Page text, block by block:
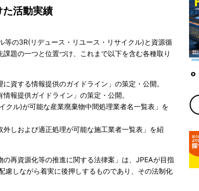
活動実績
等の3R(リデュース・リユース・リサイクル)と資源循
題の一つと位置づけ、これまで以下を含む各種取り
資する情報提供のガイドライン」の策定・公開。
報提供ガイドライン」の策定・公開。
クル)が可能な産業廃棄物中間処理業者名一覧表」を
外しおよび適正処理が可能な施工業者一覧表」を紹
再資源化等の推進に関する法律案」は、JPEAが目指
慮しながら着実に後押しするものであり、その法制化